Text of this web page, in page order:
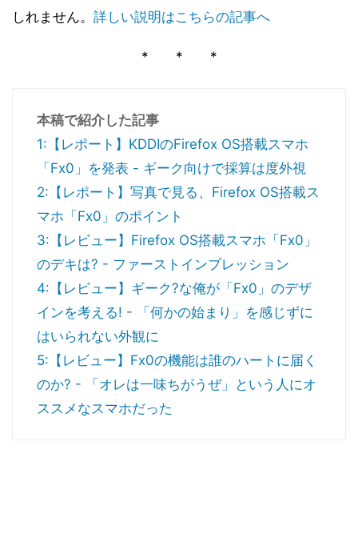
しれません。 詳しい説明はこちらの記事へ
* * *
本稿で紹介した記事
1:【レポート】KDDIのFirefox OS搭載スマホ
「Fx0」を発表 - ギーク向けで採算は度外視
2:【レポート】写真で見る、Firefox OS搭載ス
マホ「Fx0」のポイント
3:【レビュー】Firefox OS搭載スマホ「Fx0」
のデキは? - ファーストインプレッション
4:【レビュー】ギーク?な俺が「Fx0」のデザ
インを考える! - 「何かの始まり」を感じずに
はいられない外観に
5:【レビュー】Fx0の機能は誰のハートに届く
のか? - 「オレは一味ちがうぜ」という人にオ
ススメなスマホだった